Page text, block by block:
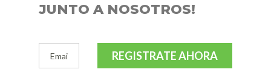
JUNTO A NOSOTROS!
REGISTRATE AHORA